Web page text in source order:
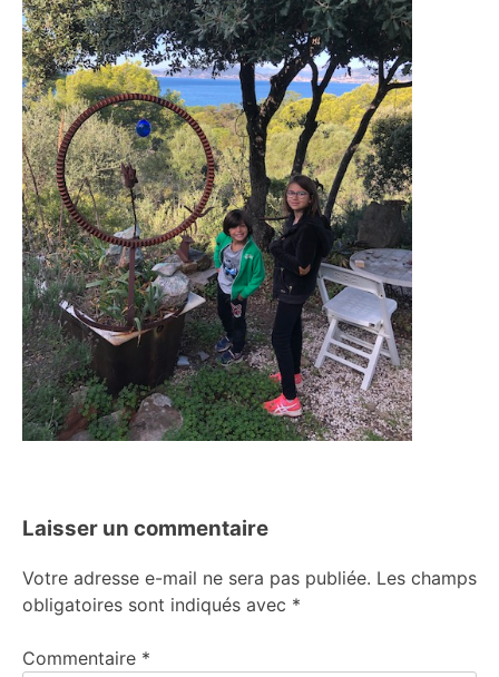
Laisser un commentaire
Votre adresse e-mail ne sera pas publiée. Les champs
obligatoires sont indiqués avec *
Commentaire *